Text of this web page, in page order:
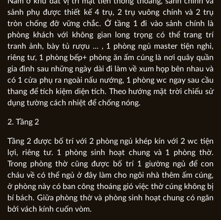
sảnh phụ được thiết kế 4 trụ, 2 trụ vuông chính và 2 trụ
tròn chống đỡ vững chắc. Ở tầng 1 đi vào sảnh chính là
phòng khách với không gian long trọng có thể trang trí
tranh ảnh, bày tủ rượu ... , 1 phòng ngủ master tiện nghi,
riêng tư, 1 phòng bếp+ phòng ăn ấm cúng là nơi quây quần
gia đình sau những ngày dài đi làm về xum họp bên nhau và
có 1 cửa phụ ra ngoài nấu nướng, 1 phòng wc ngay sau cầu
thang để tích kiệm diện tích. Theo hướng mặt trời chiếu sử
dụng tường cách nhiệt để chống nóng.
2. Tầng 2
Tầng 2 được bố trí với 2 phòng ngủ khép kín với 2 wc tiện
lợi, riêng tư. 1 phòng sinh hoạt chung và 1 phòng thờ.
Trong phòng thờ cũng được bố trí 1 giường ngủ để con
cháu về có thể ngủ ở đây làm cho ngôi nhà thêm ấm cúng,
ở phòng này có ban công thoáng gió việc thờ cúng không bị
bí bách. Giữa phòng thờ và phòng sinh hoạt chung có ngăn
bởi vách kính cuốn vòm.